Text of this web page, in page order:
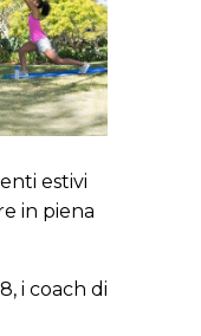
estivi
in piena
i coach di